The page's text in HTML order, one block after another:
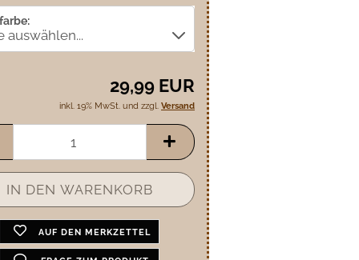
29,99 EUR
inkl. 19% MwSt. und zzgl. Versand
AUF DEN MERKZETTEL